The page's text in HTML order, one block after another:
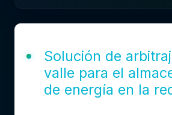
Solución de
valle para el
de energía en la